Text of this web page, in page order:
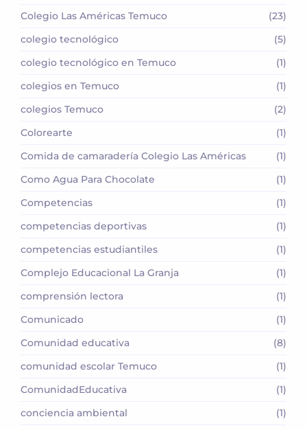
Colegio Las Américas Temuco
(23)
colegio tecnológico
(5)
colegio tecnológico en Temuco
(1)
colegios en Temuco
(1)
colegios Temuco
(2)
Colorearte
(1)
Comida de camaradería Colegio Las Américas
(1)
Como Agua Para Chocolate
(1)
Competencias
(1)
competencias deportivas
(1)
competencias estudiantiles
(1)
Complejo Educacional La Granja
(1)
comprensión lectora
(1)
Comunicado
(1)
Comunidad educativa
(8)
comunidad escolar Temuco
(1)
ComunidadEducativa
(1)
conciencia ambiental
(1)